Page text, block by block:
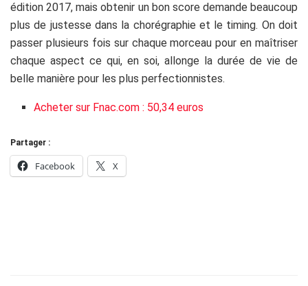
édition 2017, mais obtenir un bon score demande beaucoup
plus de justesse dans la chorégraphie et le timing. On doit
passer plusieurs fois sur chaque morceau pour en maîtriser
chaque aspect ce qui, en soi, allonge la durée de vie de
belle manière pour les plus perfectionnistes.
Acheter sur Fnac.com : 50,34 euros
Partager :
Facebook X